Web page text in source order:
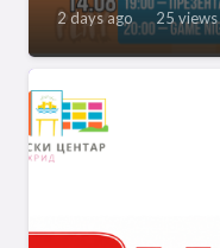
2 days ago 25views